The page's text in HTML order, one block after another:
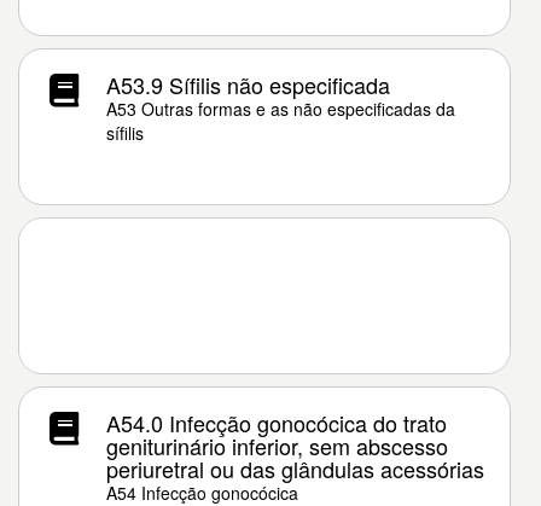
A53.9 Sífilis não especificada
A53 Outras formas e as não especificadas da
sífilis
A54.0 Infecção gonocócica do trato
geniturinário inferior, sem abscesso
periuretral ou das glândulas acessórias
A54 Infecção gonocócica